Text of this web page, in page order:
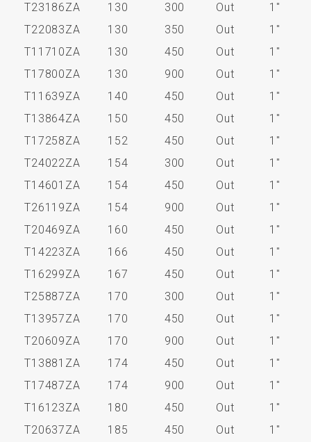
T23186ZA
130 300 Out
1"
T22083ZA
130 350 Out
1"
T11710ZA
130 450 Out
1"
T17800ZA
130 900 Out
1"
T11639ZA
140 450 Out
1"
T13864ZA
150 450 Out
1"
T17258ZA
152 450 Out
1"
T24022ZA
154 300 Out
1"
T14601ZA
154 450 Out
1"
T26119ZA
154 900 Out
1"
T20469ZA
160 450 Out
1"
T14223ZA
166 450 Out
1"
T16299ZA
167 450 Out
1"
T25887ZA
170 300 Out
1"
T13957ZA
170 450 Out
1"
T20609ZA
170 900 Out
1"
T13881ZA
174 450 Out
1"
T17487ZA
174 900 Out
1"
T16123ZA
180 450 Out
1"
T20637ZA
185 450 Out
1"